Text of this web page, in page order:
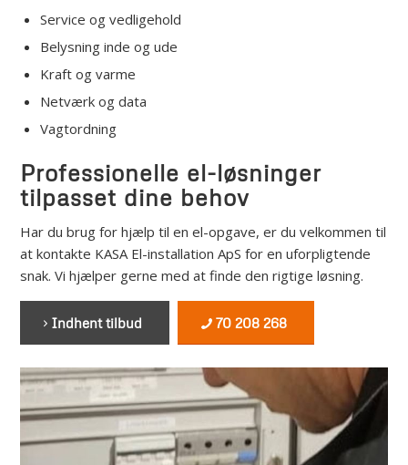
Service og vedligehold
Belysning inde og ude
Kraft og varme
Netværk og data
Vagtordning
Professionelle el-løsninger
tilpasset dine behov
Har du brug for hjælp til en el-opgave, er du velkommen til
at kontakte KASA El-installation ApS for en uforpligtende
snak. Vi hjælper gerne med at finde den rigtige løsning.
Indhent tilbud 70 208 268